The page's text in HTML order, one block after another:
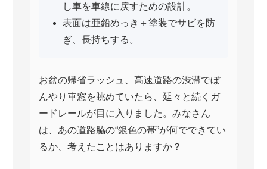
し車を車線に戻すための設計。
表面は亜鉛めっき＋塗装でサビを防
ぎ、長持ちする。
お盆の帰省ラッシュ、高速道路の渋滞でぼ
んやり車窓を眺めていたら、延々と続くガ
ードレールが目に入りました。みなさん
は、あの道路脇の“銀色の帯”が何でできてい
るか、考えたことはありますか？